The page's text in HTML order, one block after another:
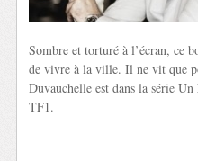
Sombre et torturé à l’écran, ce
de vivre à la ville. Il ne vit que
Duvauchelle est dans la série
TF1.